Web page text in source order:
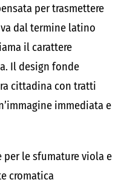
per trasmettere
dal termine latino
il carattere
Il design fonde
cittadina con tratti
immediata e
le sfumature viola e
cromatica